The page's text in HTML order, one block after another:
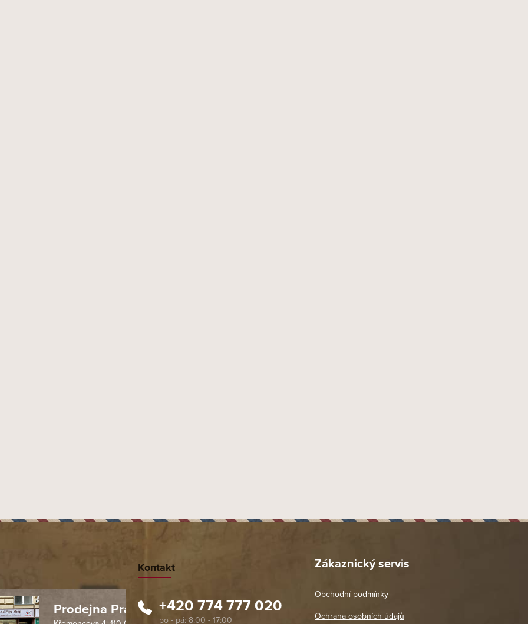
Prodejna Praha 1 Prodejna Praha 2
Kontakt
+420 774 777 020
Zákaznický servis
Obchodní podmínky
Ochrana osobních údajů